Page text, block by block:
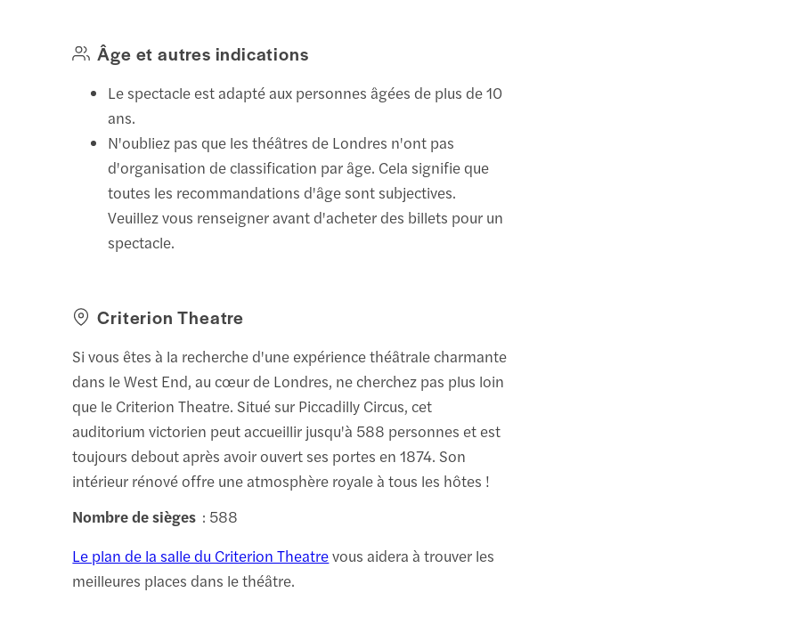
Âge et autres indications
Le spectacle est adapté aux personnes âgées de plus de 10
ans.
N'oubliez pas que les théâtres de Londres n'ont pas
d'organisation de classification par âge. Cela signifie que
toutes les recommandations d'âge sont subjectives.
Veuillez vous renseigner avant d'acheter des billets pour un
spectacle.
Criterion Theatre
Si vous êtes à la recherche d'une expérience théâtrale charmante
dans le West End, au cœur de Londres, ne cherchez pas plus loin
que le Criterion Theatre. Situé sur Piccadilly Circus, cet
auditorium victorien peut accueillir jusqu'à 588 personnes et est
toujours debout après avoir ouvert ses portes en 1874. Son
intérieur rénové offre une atmosphère royale à tous les hôtes !
Nombre de sièges : 588
Le plan de la salle du Criterion Theatrevous aidera à trouver les
meilleures places dans le théâtre.